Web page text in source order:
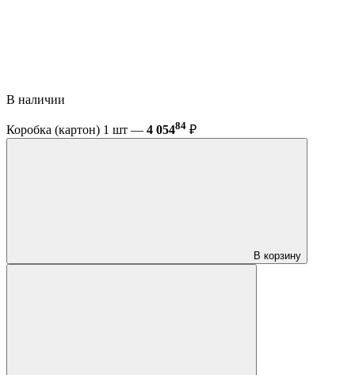
В наличии
Коробка (картон) 1 шт — 4 05484 ₽
В корзину